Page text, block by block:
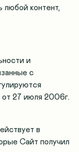
любой контент,
и
с
27 июля 2006г.
в
Сайт получил